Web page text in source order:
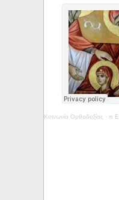
Κοινωνία Ορθοδοξίας · π